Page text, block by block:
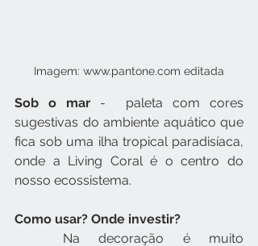
Imagem: www.pantone.com editada
Sob o mar -  paleta com cores
sugestivas do ambiente aquático que
fica sob uma ilha tropical paradisíaca,
onde a Living Coral é o centro do
nosso ecossistema.
Como usar? Onde investir?